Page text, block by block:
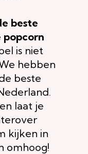
beste
popcorn
is niet
hebben
beste
laat je
kijken in
omhoog!